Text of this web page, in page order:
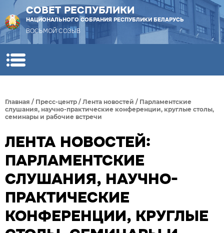
СОВЕТ РЕСПУБЛИКИ
НАЦИОНАЛЬНОГО СОБРАНИЯ РЕСПУБЛИКИ БЕЛАРУСЬ
ВОСЬМОЙ СОЗЫВ
Главная / Пресс-центр / Лента новостей / Парламентские
слушания, научно-практические конференции, круглые столы,
семинары и рабочие встречи
ЛЕНТА НОВОСТЕЙ:
ПАРЛАМЕНТСКИЕ
СЛУШАНИЯ, НАУЧНО-
ПРАКТИЧЕСКИЕ
КОНФЕРЕНЦИИ, КРУГЛЫЕ